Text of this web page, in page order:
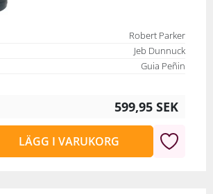
Robert Parker
Jeb Dunnuck
Guia Peñin
599,95 SEK
LÄGG I VARUKORG